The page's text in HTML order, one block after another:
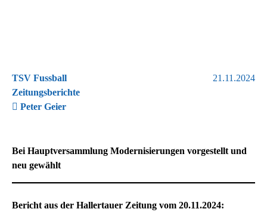
TSV Fussball
Zeitungsberichte
Peter Geier
21.11.2024
Bei Hauptversammlung Modernisierungen vorgestellt und
neu gewählt
Bericht aus der Hallertauer Zeitung vom 20.11.2024: